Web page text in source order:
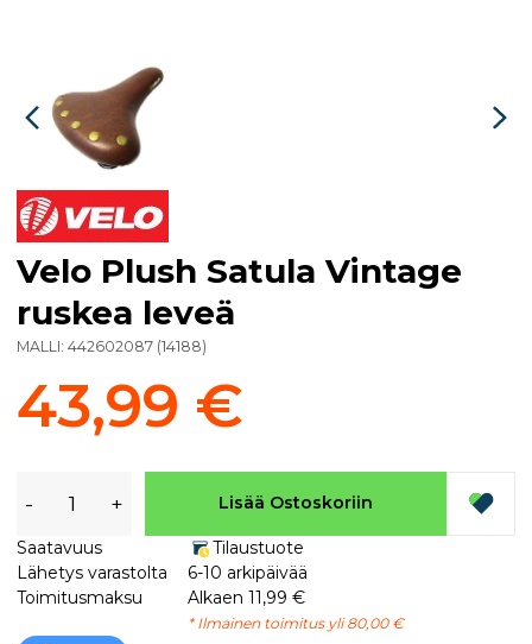
Velo Plush Satula Vintage
ruskea leveä
MALLI: 442602087 (14188)
43,99 €
- + Lisää Ostoskoriin
Saatavuus
Tilaustuote
Lähetys varastolta
6-10 arkipäivää
Toimitusmaksu
Alkaen 11,99 €
* Ilmainen toimitus yli 80,00 €